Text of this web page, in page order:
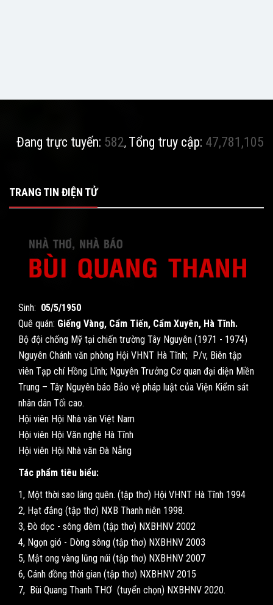
Đang trực tuyến: 582, Tổng truy cập: 47,781,105
TRANG TIN ĐIỆN TỬ
Sinh: 05/5/1950
Quê quán: Giếng Vàng, Cẩm Tiến, Cẩm Xuyên, Hà Tĩnh.
Bộ đội chống Mỹ tại chiến trường Tây Nguyên (1971 - 1974)
Nguyên Chánh văn phòng Hội VHNT Hà Tĩnh; P/v, Biên tập
viên Tạp chí Hồng Lĩnh; Nguyên Trưởng Cơ quan đại diện Miền
Trung – Tây Nguyên báo Bảo vệ pháp luật của Viện Kiểm sát
nhân dân Tối cao.
Hội viên Hội Nhà văn Việt Nam
Hội viên Hội Văn nghệ Hà Tĩnh
Hội viên Hội Nhà văn Đà Nẵng
Tác phẩm tiêu biểu:
1, Một thời sao lãng quên. (tập thơ) Hội VHNT Hà Tĩnh 1994
2, Hạt đắng (tập thơ) NXB Thanh niên 1998.
3, Đò dọc - sông đêm (tập thơ) NXBHNV 2002
4, Ngọn gió - Dòng sông (tập thơ) NXBHNV 2003
5, Mật ong vàng lũng núi (tập thơ) NXBHNV 2007
6, Cánh đồng thời gian (tập thơ) NXBHNV 2015
7, Bùi Quang Thanh THƠ (tuyển chọn) NXBHNV 2020.